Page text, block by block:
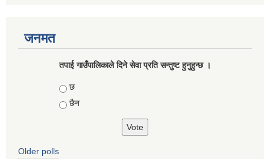
जनमत
तपाई गाउँपालिकाले दिने सेवा प्रति सन्तुष्ट हुनुहुन्छ ।
Choices
छ
छैन
Older polls